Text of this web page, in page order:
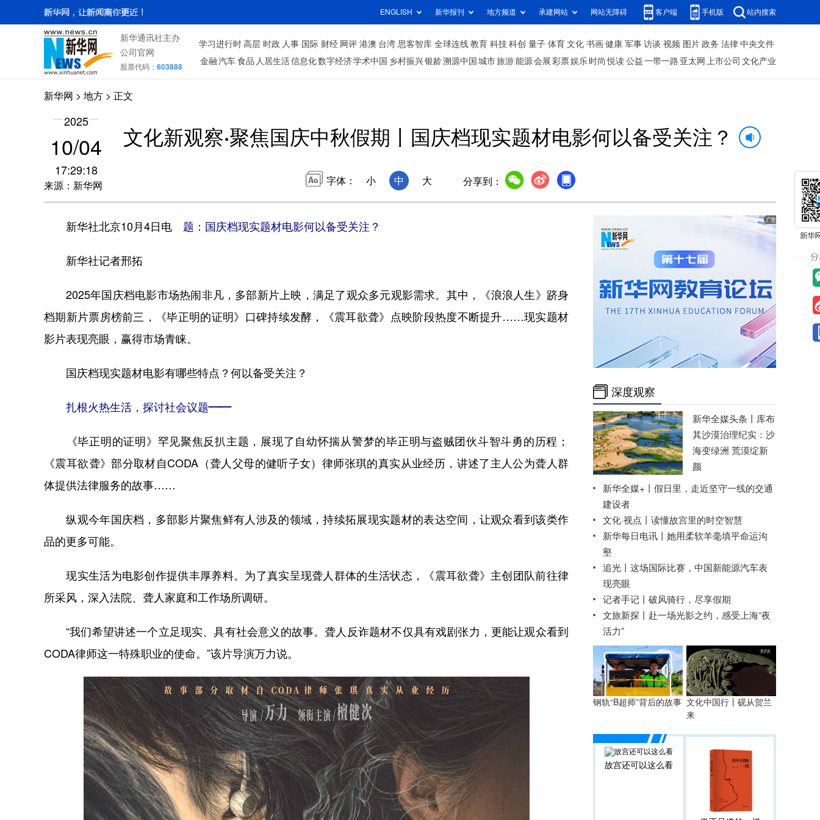
ENGLISH 新华报刊 地方频道 承建网站 网站无障碍 客户端 手机版 站内搜索
新华通讯社主办
公司官网
股票代码： 603888
学习进行时 高层 时政 人事 国际 财经 网评 港澳 台湾 思客智库 全球连线 教育 科技 科创 量子 体育 文化 书画 健康 军事 访谈 视频 图片 政务 法律 中央文件
金融 汽车 食品 人居生活信息化数字经济学术中国 乡村振兴银龄溯源中国 城市旅游 能源 会展 彩票娱乐 时尚 悦读 公益 一带一路 亚太网 上市公司 文化产业
新华网 > 地方 > 正文
2025
10/04
17:29:18
来源：新华网
文化新观察·聚焦国庆中秋假期丨国庆档现实题材电影何以备受关注？
字体： 小 中 大 分享到：
新华社北京10月4日电 题：国庆档现实题材电影何以备受关注？
新华社记者邢拓
2025年国庆档电影市场热闹非凡，多部新片上映，满足了观众多元观影需求。其中，《浪浪人生》跻身
档期新片票房榜前三，《毕正明的证明》口碑持续发酵，《震耳欲聋》点映阶段热度不断提升……现实题材
影片表现亮眼，赢得市场青睐。
国庆档现实题材电影有哪些特点？何以备受关注？
扎根火热生活，探讨社会议题——
《毕正明的证明》罕见聚焦反扒主题，展现了自幼怀揣从警梦的毕正明与盗贼团伙斗智斗勇的历程；
《震耳欲聋》部分取材自CODA（聋人父母的健听子女）律师张琪的真实从业经历，讲述了主人公为聋人群
体提供法律服务的故事……
纵观今年国庆档，多部影片聚焦鲜有人涉及的领域，持续拓展现实题材的表达空间，让观众看到该类作
品的更多可能。
现实生活为电影创作提供丰厚养料。为了真实呈现聋人群体的生活状态，《震耳欲聋》主创团队前往律
所采风，深入法院、聋人家庭和工作场所调研。
“我们希望讲述一个立足现实、具有社会意义的故事。聋人反诈题材不仅具有戏剧张力，更能让观众看到
CODA律师这一特殊职业的使命。”该片导演万力说。
深度观察
新华全媒头条丨
库布
其沙漠治理纪实：沙
海变绿洲 荒漠绽新
颜
新华全媒+丨 假日里，走近坚守一线的交通
建设者
文化·视点丨读懂故宫里的时空智慧
新华每日电讯丨 她用柔软羊毫填平命运沟
壑
追光丨 这场国际比赛，中国新能源汽车表
现亮眼
记者手记丨破风骑行，尽享假期
文旅新探丨赴一场光影之约，感受上海“夜
活力”
钢轨“B超师”背后的故事 文化中国行丨 砚从贺兰
来
故宫还可以这么看